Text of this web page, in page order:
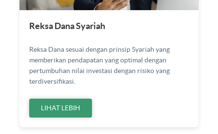
Reksa Dana Syariah
Reksa Dana sesuai dengan prinsip Syariah yang
memberikan pendapatan yang optimal dengan
pertumbuhan nilai investasi dengan risiko yang
terdiversifikasi.
LIHAT LEBIH